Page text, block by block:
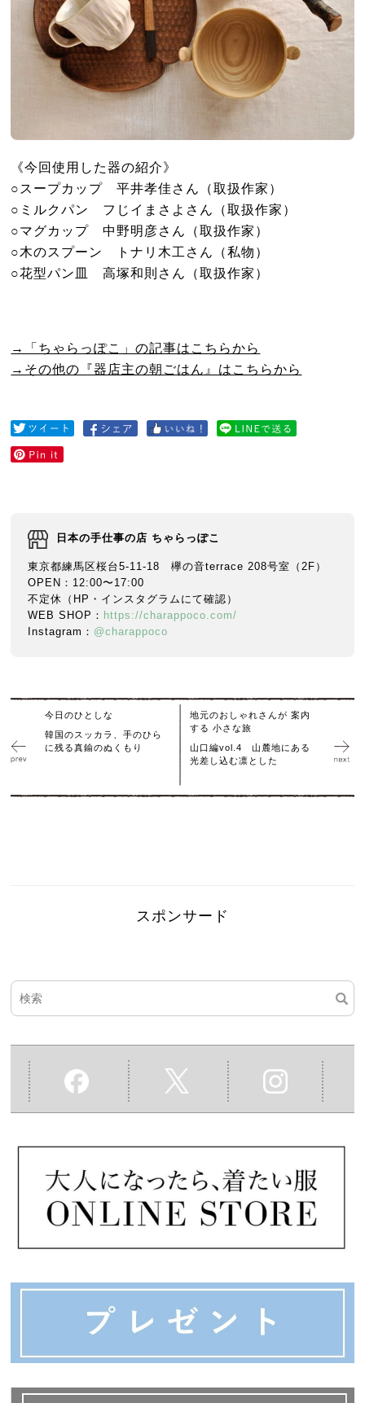
《今回使用した器の紹介》
○スープカップ 平井孝佳さん（取扱作家）
○ミルクパン フじイまさよさん（取扱作家）
○マグカップ 中野明彦さん（取扱作家）
○木のスプーン トナリ木工さん（私物）
○花型パン皿 高塚和則さん（取扱作家）
→「ちゃらっぽこ」の記事はこちらから
→その他の『器店主の朝ごはん』はこちらから
日本の手仕事の店 ちゃらっぽこ
東京都練馬区桜台5-11-18 欅の音terrace 208号室（2F）
OPEN：12:00〜17:00
不定休（HP・インスタグラムにて確認）
WEB SHOP： https://charappoco.com/
Instagram： @charappoco
今日のひとしな
韓国のスッカラ、手のひら
に残る真鍮のぬくもり
地元のおしゃれさんが 案内
する 小さな旅
山口編vol.4 山麓地にある
光差し込む凛とした
スポンサード